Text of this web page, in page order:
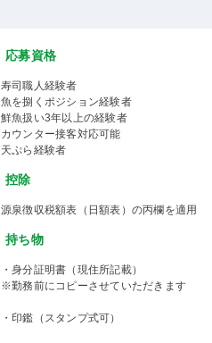
応募資格
寿司職人経験者
魚を捌くポジション経験者
鮮魚扱い3年以上の経験者
カウンター接客対応可能
天ぷら経験者
控除
源泉徴収税額表（日額表）の丙欄を適用
持ち物
・身分証明書（現住所記載）
※勤務前にコピーさせていただきます
・印鑑（スタンプ式可）